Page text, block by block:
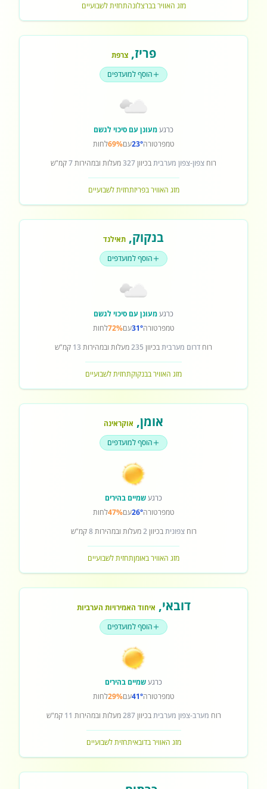
מזג האוויר בברצלונהתחזית לשבועיים
פריז,צרפת
הוסף למועדפים
כרגעמעונן עם סיכוי לגשם
טמפרטורה23°עם69%לחות
רוח צפון-צפון מערביתבכיוון327מעלות ובמהירות7קמ"ש
מזג האוויר בפריזתחזית לשבועיים
בנקוק, תאילנד
הוסף למועדפים
כרגעמעונן עם סיכוי לגשם
טמפרטורה31°עם72%לחות
רוח דרום מערביתבכיוון 235מעלות ובמהירות 13 קמ"ש
מזג האוויר בבנקוקתחזית לשבועיים
אומן, אוקראינה
הוסף למועדפים
כרגעשמיים בהירים
טמפרטורה26°עם47%לחות
רוחצפוניתבכיוון2מעלות ובמהירות8קמ"ש
מזג האוויר באומןתחזית לשבועיים
דובאי, איחוד האמירויות הערביות
הוסף למועדפים
כרגעשמיים בהירים
טמפרטורה41°עם29%לחות
רוח מערב-צפון מערביתבכיוון287מעלות ובמהירות 11 קמ"ש
מזג האוויר בדובאיתחזית לשבועיים